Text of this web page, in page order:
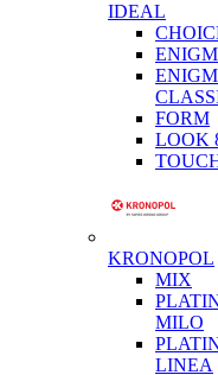
IDEAL
FORM
LOOK
KRONOPOL
MIX
MILO
LINEA